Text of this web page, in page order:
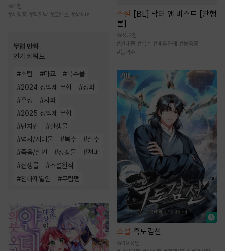
1천
#서양풍 #직진남 #로맨스 #상처녀
무협 만화
인기 키워드
#소림 #마교 #복수물
#2024 정액제 무협 #정파
#우정 #사파
#2025 정액제 무협
#먼치킨 #환생물
#역사/시대물 #복수 #살수
#죽음/살인 #성장물 #천마
#전쟁물 #소설원작
#천하제일인 #무림맹
소설 [BL] 닥터 앤 비스트 [단행
본]
9.2천
#현대물 #복수 #배틀연애 #능욕공
#능력수
소설 흑도검선
19.9만